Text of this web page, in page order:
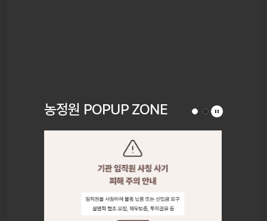
농정원 POPUP ZONE